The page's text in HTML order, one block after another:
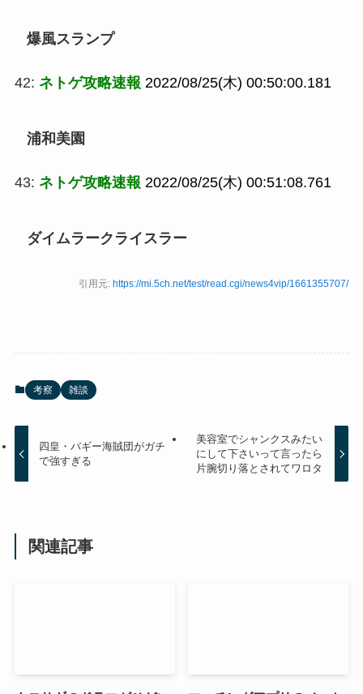
爆風スランプ
42: ネトゲ攻略速報 2022/08/25(木) 00:50:00.181
浦和美園
43: ネトゲ攻略速報 2022/08/25(木) 00:51:08.761
ダイムラークライスラー
引用元:https://mi.5ch.net/test/read.cgi/news4vip/1661355707/
考察 雑談
四皇・バギー海賊団がガチ
で強すぎる
美容室でシャンクスみたい
にして下さいって言ったら
片腕切り落とされてワロタ
関連記事